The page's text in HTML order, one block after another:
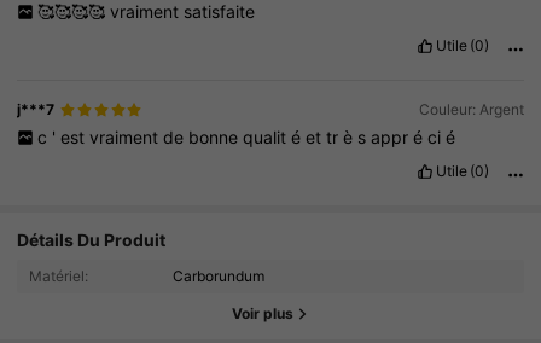
🥰🥰🥰🥰 vraiment satisfaite
Utile (0)
j***7 Couleur: Argent
c ' est vraiment de bonne qualit é et tr è s appr é ci é
Utile (0)
Détails Du Produit
Matériel: Carborundum
Voir plus
4.91
4.9K Suiveurs